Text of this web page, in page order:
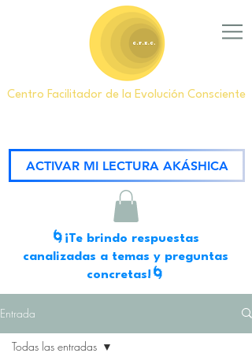
Centro Facilitador de la Evolución Consciente
ACTIVAR MI LECTURA AKÁSHICA
🌀¡Te brindo respuestas
canalizadas a temas y preguntas
concretas!🌀
Entrada
Todas las entradas